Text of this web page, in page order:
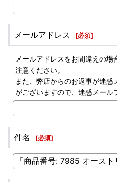
メールアドレス [必須]
メールアドレスをお間違えの
注意ください。
また、弊店からのお返事が迷
がございますので、迷惑メール
件名 [必須]